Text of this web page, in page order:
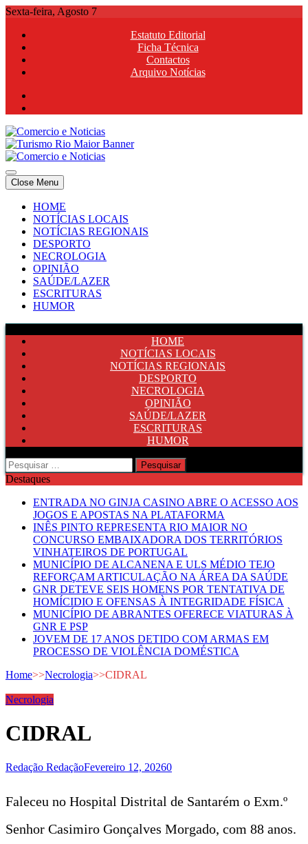
Skip
content
Sexta-feira, Agosto 7
Estatuto Editorial
Ficha Técnica
Contactos
Arquivo Notícias
Comercio e Noticias
Notícias e Publicidade Online
Comercio e Noticias
Notícias e Publicidade Online
Close Menu
HOME
NOTÍCIAS LOCAIS
NOTÍCIAS REGIONAIS
DESPORTO
NECROLOGIA
OPINIÃO
SAÚDE/LAZER
ESCRITURAS
HUMOR
HOME
NOTÍCIAS LOCAIS
NOTÍCIAS REGIONAIS
DESPORTO
NECROLOGIA
OPINIÃO
SAÚDE/LAZER
ESCRITURAS
HUMOR
Pesquisar
por:
Destaques
ENTRADA NO GINJA CASINO ABRE O ACESSO AOS
JOGOS E APOSTAS NA PLATAFORMA
INÊS PINTO REPRESENTA RIO MAIOR NO
CONCURSO EMBAIXADORA DOS TERRITÓRIOS
VINHATEIROS DE PORTUGAL
MUNICÍPIO DE ALCANENA E ULS MÉDIO TEJO
REFORÇAM ARTICULAÇÃO NA ÁREA DA SAÚDE
GNR DETEVE SEIS HOMENS POR TENTATIVA DE
HOMÍCIDIO E OFENSAS À INTEGRIDADE FÍSICA
MUNICÍPIO DE ABRANTES OFERECE VIATURAS À
GNR E PSP
JOVEM DE 17 ANOS DETIDO COM ARMAS EM
PROCESSO DE VIOLÊNCIA DOMÉSTICA
Home>>Necrologia>>CIDRAL
Necrologia
CIDRAL
Redação RedaçãoFevereiro 12, 20260
Faleceu no Hospital Distrital de Santarém o Exm.º
Senhor Casimiro Gonçalves Morgado, com 88 anos.